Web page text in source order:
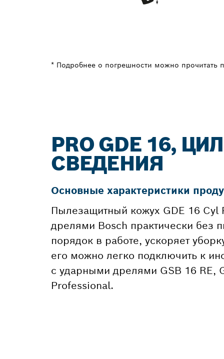
* Подробнее о погрешности можно прочитать
PRO GDE 16,
СВЕДЕНИЯ
Основные характеристики
Пылезащитный кожух GDE 16 Cyl
дрелями Bosch практически без
порядок в работе, ускоряет
его можно легко подключить к
с ударными дрелями GSB 16 RE,
Professional.